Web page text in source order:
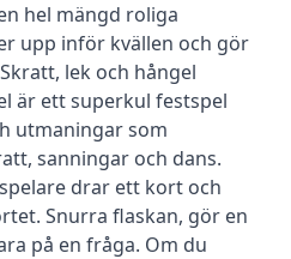
hel mängd roliga
upp inför kvällen och gör
lek och hångel
är ett superkul festspel
utmaningar som
sanningar och dans.
drar ett kort och
Snurra flaskan, gör en
på en fråga. Om du